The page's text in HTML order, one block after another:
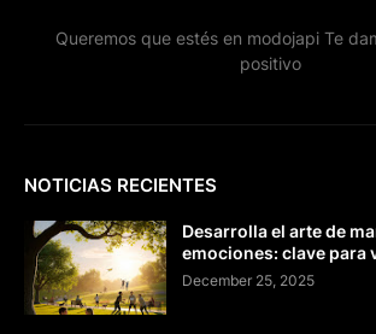
Queremos que estés en modojapi Te
positivo
NOTICIAS RECIENTES
Desarrolla el arte de
emociones: clave para
December 25, 2025